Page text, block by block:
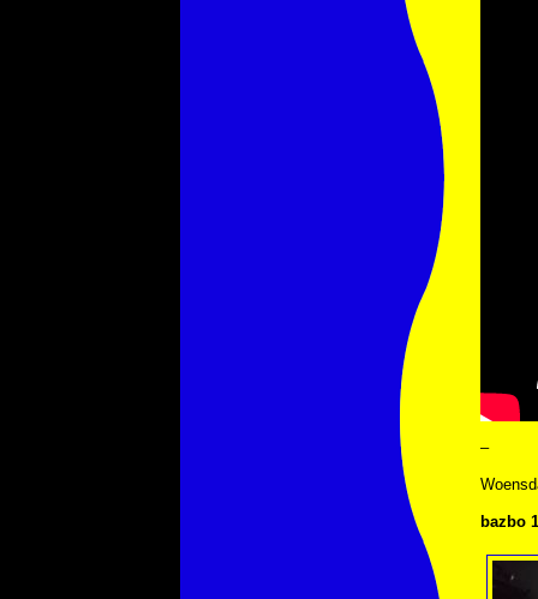
–
bazbo